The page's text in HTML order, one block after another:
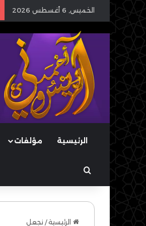
الخميس, 6 أغسطس 2026
الرئيسية مؤلفات
بحث عن
الرئيسية/ نجعل